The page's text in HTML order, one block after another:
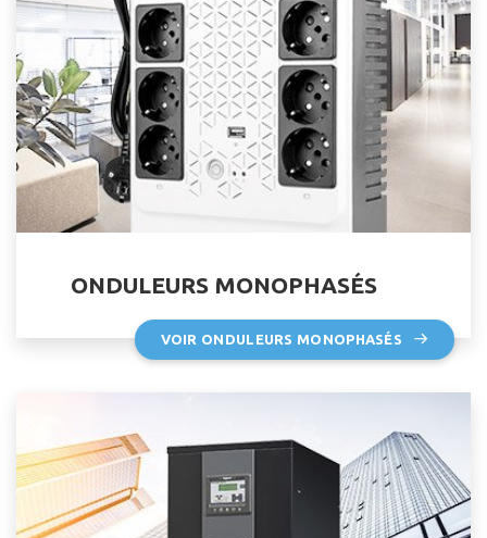
ONDULEURS MONOPHASÉS
VOIR ONDULEURS MONOPHASÉS